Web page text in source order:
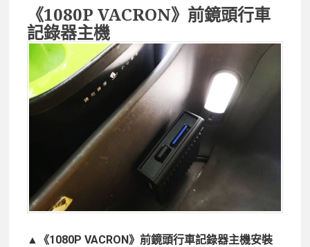
《1080P VACRON》前鏡頭行車
記錄器主機
▲《1080P VACRON》前鏡頭行車記錄器主機安裝